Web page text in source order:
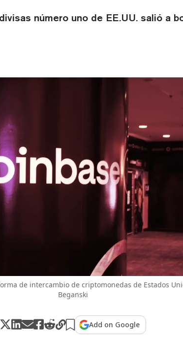
número uno de EE.UU. salió a
de intercambio de criptomonedas de Estados
Beganski
Add on Google